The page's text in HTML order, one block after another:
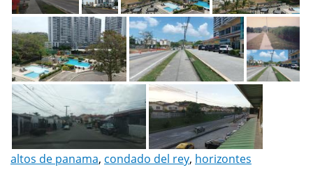
altos de panama, condado del rey, horizontes